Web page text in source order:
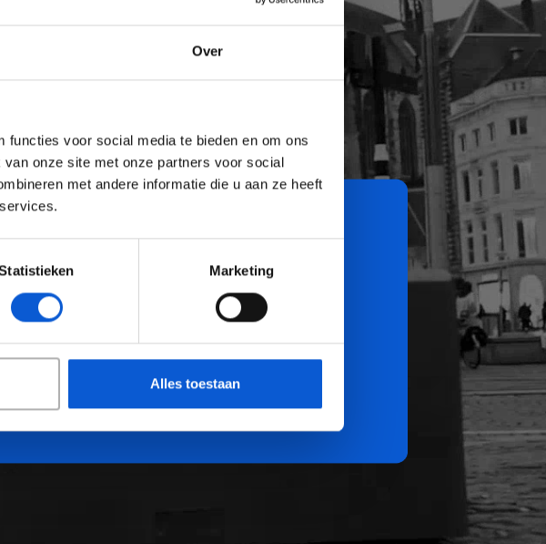
Over
voor social media te bieden en om ons
onze site met onze partners voor social
met andere informatie die u aan ze heeft
Marketing
Alles toestaan